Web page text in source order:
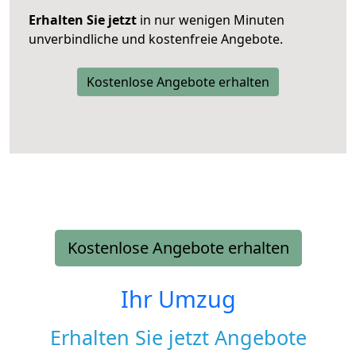
Erhalten Sie jetzt in nur wenigen Minuten
unverbindliche und kostenfreie Angebote.
Kostenlose Angebote erhalten
Kostenlose Angebote erhalten
Ihr Umzug
Erhalten Sie jetzt Angebote